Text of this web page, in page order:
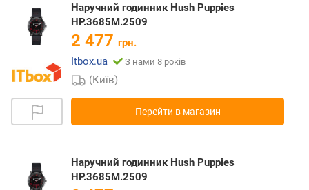
Наручний годинник Hush Puppies
HP.3685M.2509
2 477 грн.
Itbox.ua
З нами 8 років
(Київ)
Перейти в магазин
Наручний годинник Hush Puppies
HP.3685M.2509